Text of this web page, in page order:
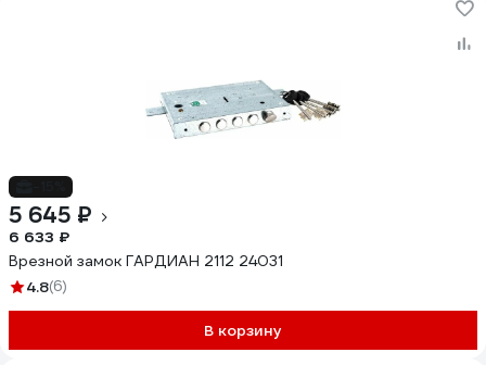
5 645 ₽
6 633 ₽
Врезной замок ГАРДИАН 2112 24031
4.8(6)
В корзину